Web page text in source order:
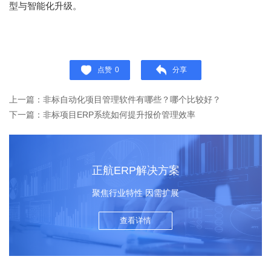
型与智能化升级。
点赞 0 分享
上一篇：非标自动化项目管理软件有哪些？哪个比较好？
下一篇：非标项目ERP系统如何提升报价管理效率
正航ERP解决方案
聚焦行业特性 因需扩展
查看详情